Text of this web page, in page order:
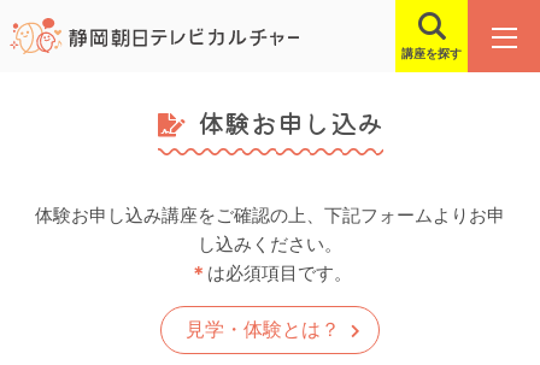
講座を探す
体験お申し込み
体験お申し込み講座をご確認の上、下記フォームよりお申
し込みください。
＊ は必須項目です。
見学・体験とは？